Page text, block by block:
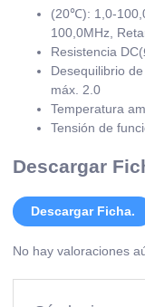
(20℃): 1,0-
100,0MHz,
Resistencia
Desequilibrio
máx. 2.0
Temperatura
Tensión de
Descargar
Descargar Ficha.
No hay valoraciones